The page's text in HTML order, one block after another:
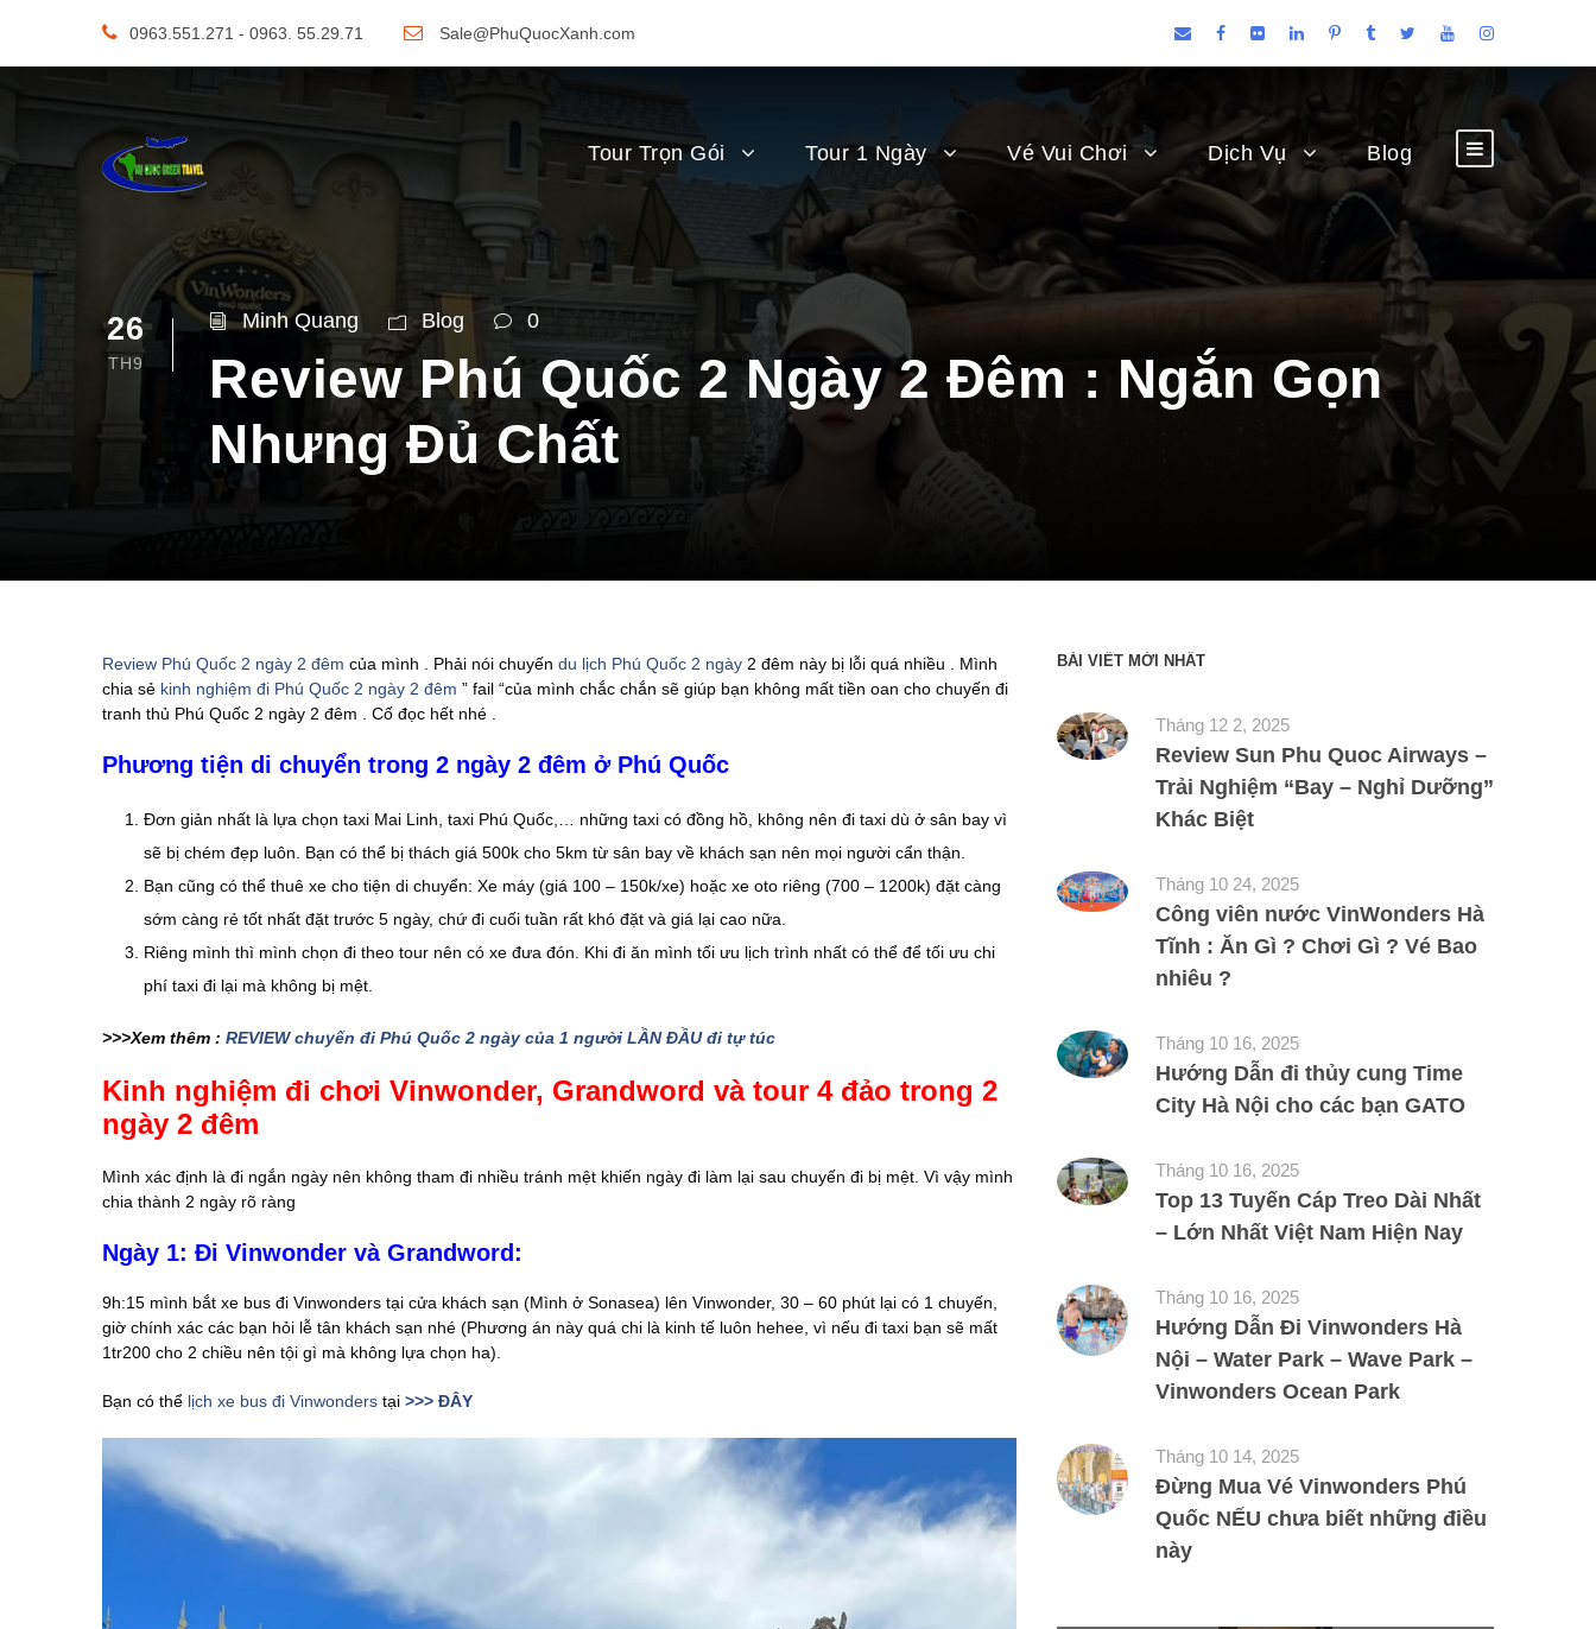
0963.551.271 - 0963. 55.29.71 Sale@PhuQuocXanh.com
Tour Trọn Gói Tour 1 Ngày Vé Vui Chơi Dịch Vụ Blog
26
TH9
Minh Quang Blog 0
Review Phú Quốc 2 Ngày 2 Đêm : Ngắn Gọn
Nhưng Đủ Chất
Review Phú Quốc 2 ngày 2 đêm của mình . Phải nói chuyến du lịch Phú Quốc 2 ngày 2 đêm này bị lỗi quá nhiều . Mình
chia sẻ kinh nghiệm đi Phú Quốc 2 ngày 2 đêm ” fail “của mình chắc chắn sẽ giúp bạn không mất tiền oan cho chuyến đi
tranh thủ Phú Quốc 2 ngày 2 đêm . Cố đọc hết nhé .
Phương tiện di chuyển trong 2 ngày 2 đêm ở Phú Quốc
Đơn giản nhất là lựa chọn taxi Mai Linh, taxi Phú Quốc,… những taxi có đồng hồ, không nên đi taxi dù ở sân bay vì
sẽ bị chém đẹp luôn. Bạn có thể bị thách giá 500k cho 5km từ sân bay về khách sạn nên mọi người cẩn thận.
Bạn cũng có thể thuê xe cho tiện di chuyển: Xe máy (giá 100 – 150k/xe) hoặc xe oto riêng (700 – 1200k) đặt càng
sớm càng rẻ tốt nhất đặt trước 5 ngày, chứ đi cuối tuần rất khó đặt và giá lại cao nữa.
Riêng mình thì mình chọn đi theo tour nên có xe đưa đón. Khi đi ăn mình tối ưu lịch trình nhất có thể để tối ưu chi
phí taxi đi lại mà không bị mệt.
>>>Xem thêm : REVIEW chuyến đi Phú Quốc 2 ngày của 1 người LẦN ĐẦU đi tự túc
Kinh nghiệm đi chơi Vinwonder, Grandword và tour 4 đảo trong 2
ngày 2 đêm
Mình xác định là đi ngắn ngày nên không tham đi nhiều tránh mệt khiến ngày đi làm lại sau chuyến đi bị mệt. Vì vậy mình
chia thành 2 ngày rõ ràng
Ngày 1: Đi Vinwonder và Grandword:
9h:15 mình bắt xe bus đi Vinwonders tại cửa khách sạn (Mình ở Sonasea) lên Vinwonder, 30 – 60 phút lại có 1 chuyến,
giờ chính xác các bạn hỏi lễ tân khách sạn nhé (Phương án này quá chi là kinh tế luôn hehee, vì nếu đi taxi bạn sẽ mất
1tr200 cho 2 chiều nên tội gì mà không lựa chọn ha).
Bạn có thể lịch xe bus đi Vinwonders tại >>> ĐÂY
BÀI VIẾT MỚI NHẤT
Tháng 12 2, 2025
Review Sun Phu Quoc Airways –
Trải Nghiệm “Bay – Nghỉ Dưỡng”
Khác Biệt
Tháng 10 24, 2025
Công viên nước VinWonders Hà
Tĩnh : Ăn Gì ? Chơi Gì ? Vé Bao
nhiêu ?
Tháng 10 16, 2025
Hướng Dẫn đi thủy cung Time
City Hà Nội cho các bạn GATO
Tháng 10 16, 2025
Top 13 Tuyến Cáp Treo Dài Nhất
– Lớn Nhất Việt Nam Hiện Nay
Tháng 10 16, 2025
Hướng Dẫn Đi Vinwonders Hà
Nội – Water Park – Wave Park –
Vinwonders Ocean Park
Tháng 10 14, 2025
Đừng Mua Vé Vinwonders Phú
Quốc NẾU chưa biết những điều
này